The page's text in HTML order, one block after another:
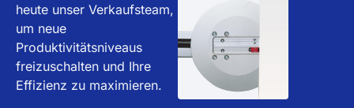
heute unser Verkaufsteam,
um neue
Produktivitätsniveaus
freizuschalten und Ihre
Effizienz zu maximieren.